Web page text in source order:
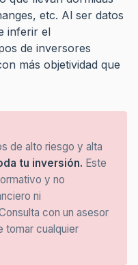
etc. Al ser datos
inferir el
de inversores
más objetividad que
de alto riesgo y alta
tu inversión. Este
y no
ni
con un asesor
tomar cualquier